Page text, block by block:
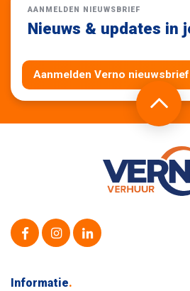
AANMELDEN NIEUWSBRIEF
Nieuws & updates in
Aanmelden Verno nieuwsbrief
Informatie.